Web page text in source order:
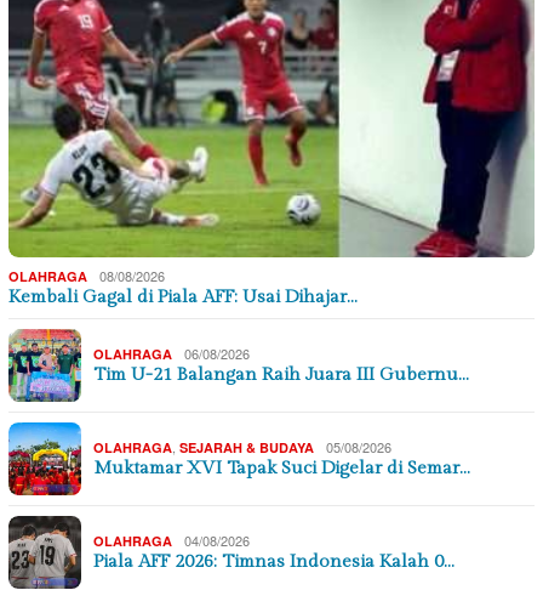
OLAHRAGA 08/08/2026
Kembali Gagal di Piala AFF: Usai Dihajar…
OLAHRAGA 06/08/2026
Tim U-21 Balangan Raih Juara III Gubernu…
OLAHRAGA, SEJARAH & BUDAYA 05/08/2026
Muktamar XVI Tapak Suci Digelar di Semar…
OLAHRAGA 04/08/2026
Piala AFF 2026: Timnas Indonesia Kalah 0…